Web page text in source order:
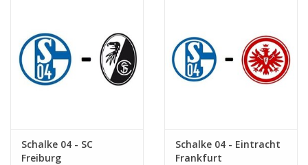
Schalke 04 - SC
Freiburg
Schalke 04 - Eintracht
Frankfurt